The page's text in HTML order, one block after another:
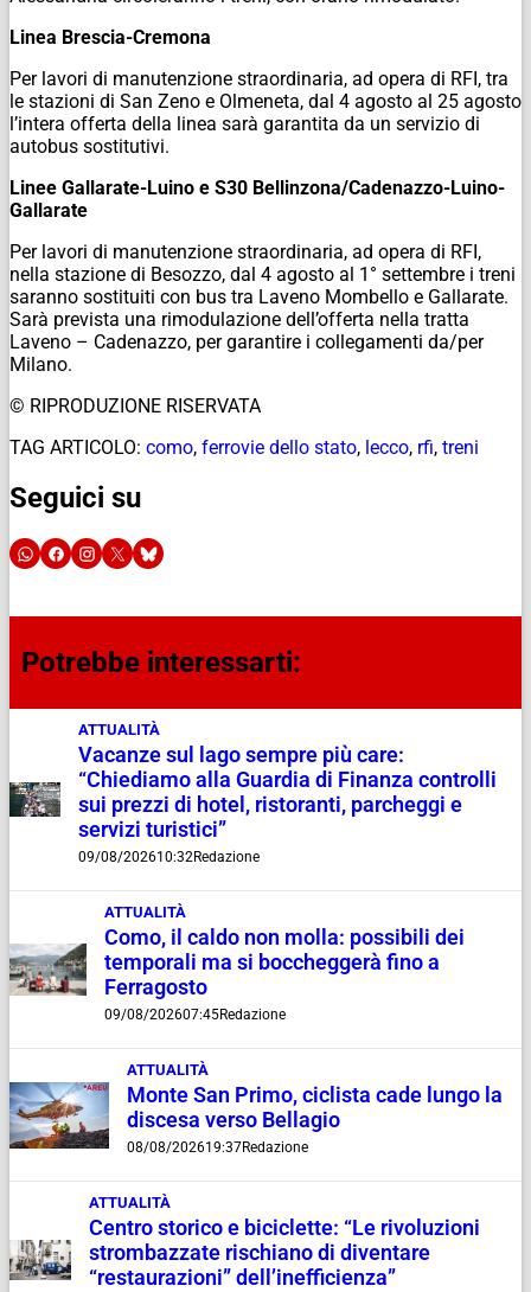
Linea Brescia-Cremona
Per lavori di manutenzione straordinaria, ad opera di RFI, tra
le stazioni di San Zeno e Olmeneta, dal 4 agosto al 25 agosto
l’intera offerta della linea sarà garantita da un servizio di
autobus sostitutivi.
Linee Gallarate-Luino e S30 Bellinzona/Cadenazzo-Luino-
Gallarate
Per lavori di manutenzione straordinaria, ad opera di RFI,
nella stazione di Besozzo, dal 4 agosto al 1° settembre i treni
saranno sostituiti con bus tra Laveno Mombello e Gallarate.
Sarà prevista una rimodulazione dell’offerta nella tratta
Laveno – Cadenazzo, per garantire i collegamenti da/per
Milano.
© RIPRODUZIONE RISERVATA
TAG ARTICOLO: como, ferrovie dello stato, lecco, rfi, treni
Seguici su
Potrebbe interessarti:
ATTUALITÀ
Vacanze sul lago sempre più care:
“Chiediamo alla Guardia di Finanza controlli
sui prezzi di hotel, ristoranti, parcheggi e
servizi turistici”
09/08/202610:32Redazione
ATTUALITÀ
Como, il caldo non molla: possibili dei
temporali ma si boccheggerà fino a
Ferragosto
09/08/202607:45Redazione
ATTUALITÀ
Monte San Primo, ciclista cade lungo la
discesa verso Bellagio
08/08/202619:37Redazione
ATTUALITÀ
Centro storico e biciclette: “Le rivoluzioni
strombazzate rischiano di diventare
“restaurazioni” dell’inefficienza”